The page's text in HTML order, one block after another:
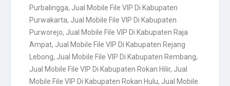
Purbalingga, Jual Mobile File VIP Di Kabupaten
Purwakarta, Jual Mobile File VIP Di Kabupaten
Purworejo, Jual Mobile File VIP Di Kabupaten Raja
Ampat, Jual Mobile File VIP Di Kabupaten Rejang
Lebong, Jual Mobile File VIP Di Kabupaten Rembang,
Jual Mobile File VIP Di Kabupaten Rokan Hilir, Jual
Mobile File VIP Di Kabupaten Rokan Hulu, Jual Mobile